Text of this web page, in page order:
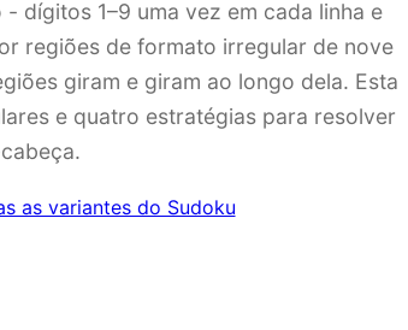
dígitos 1–9 uma vez em cada linha e
regiões de formato irregular de nove
giram e giram ao longo dela. Esta
e quatro estratégias para resolver
as variantes do Sudoku